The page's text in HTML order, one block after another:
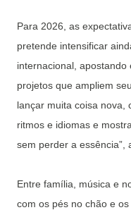
Para 2026, as
pretende intensificar
internacional,
projetos que ampliem
lançar muita coisa nova,
ritmos e idiomas e
sem perder a essência”,
Entre família, música e
com os pés no chão e